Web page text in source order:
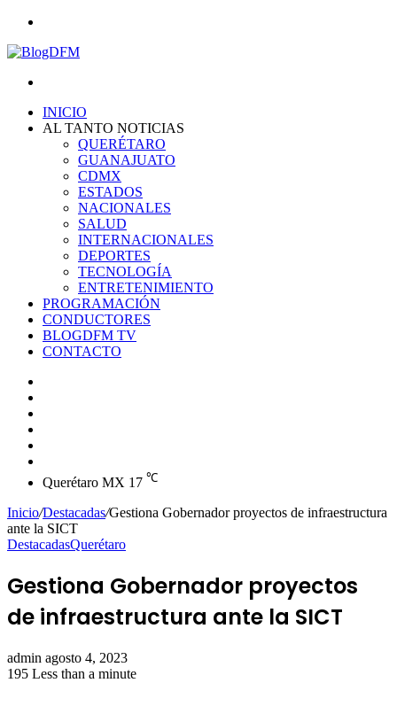
INICIO
AL TANTO NOTICIAS
QUERÉTARO
GUANAJUATO
CDMX
ESTADOS
NACIONALES
SALUD
INTERNACIONALES
DEPORTES
TECNOLOGÍA
ENTRETENIMIENTO
PROGRAMACIÓN
CONDUCTORES
BLOGDFM TV
CONTACTO
Querétaro MX 17 ℃
Inicio/Destacadas/Gestiona Gobernador proyectos de infraestructura
ante la SICT
DestacadasQuerétaro
Gestiona Gobernador proyectos
de infraestructura ante la SICT
admin Send
an
agosto 4, 2023
195 Less than a minute